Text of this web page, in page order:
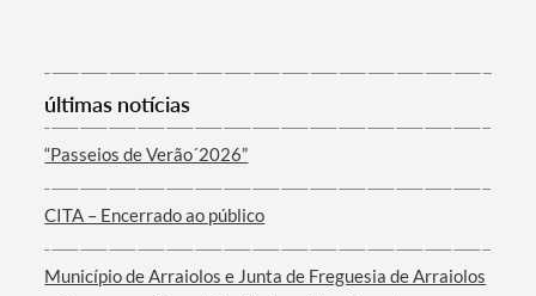
Categorias gerais
Filtros
últimas notícias
“Passeios de Verão´2026”
CITA – Encerrado ao público
Município de Arraiolos e Junta de Freguesia de Arraiolos